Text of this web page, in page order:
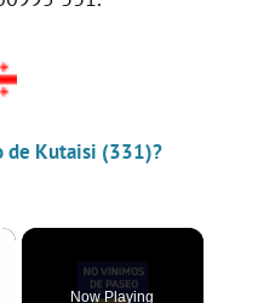
de Kutaisi (331)?
×
Now Playing